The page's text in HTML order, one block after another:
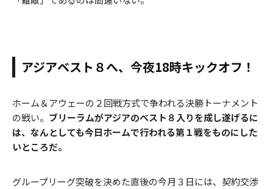
アジアベスト８へ、今夜18時キックオフ！
ホーム＆アウェーの２回戦方式で争われる決勝トーナメント
の戦い。 ブリーラムがアジアのベスト８入りを成し遂げるに
は、なんとしても今日ホームで行われる第１戦をものにした
いところだ。
グループリーグ突破を決めた直後の今月３日には、契約交渉